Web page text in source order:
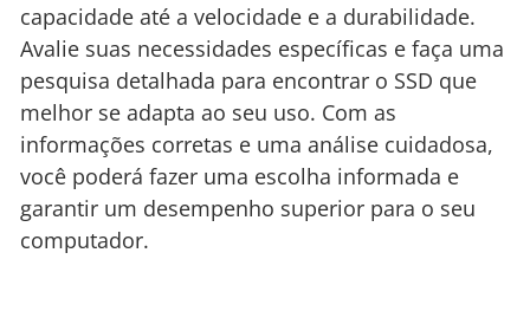
capacidade até a velocidade e a durabilidade.
Avalie suas necessidades específicas e faça uma
pesquisa detalhada para encontrar o SSD que
melhor se adapta ao seu uso. Com as
informações corretas e uma análise cuidadosa,
você poderá fazer uma escolha informada e
garantir um desempenho superior para o seu
computador.